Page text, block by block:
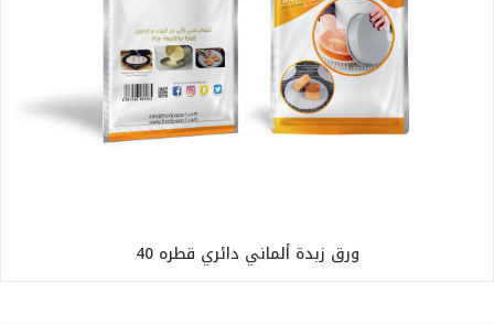
ورق زبدة ألماني دائري قطره 40